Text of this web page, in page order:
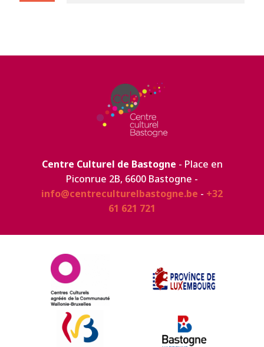
Centre Culturel de Bastogne - Place en
Piconrue 2B, 6600 Bastogne -
info@centreculturelbastogne.be - +32
61 621 721